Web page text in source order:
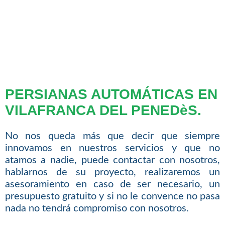
PERSIANAS AUTOMÁTICAS EN
VILAFRANCA DEL PENEDèS.
No nos queda más que decir que siempre
innovamos en nuestros servicios y que no
atamos a nadie, puede contactar con nosotros,
hablarnos de su proyecto, realizaremos un
asesoramiento en caso de ser necesario, un
presupuesto gratuito y si no le convence no pasa
nada no tendrá compromiso con nosotros.